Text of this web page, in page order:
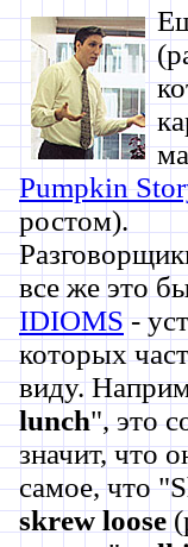
Pumpkin
ростом).
все же это
IDIOMS-
которых
виду.
lunch", это
значит, что
самое, что
skrew loose